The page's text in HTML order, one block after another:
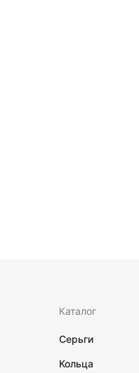
Каталог
Серьги
Кольца